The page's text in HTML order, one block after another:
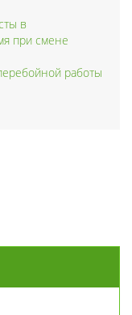
в
при смене
работы